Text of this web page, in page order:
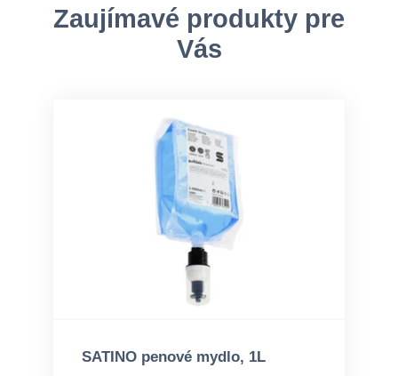
Zaujímavé produkty pre
Vás
SATINO penové mydlo, 1L